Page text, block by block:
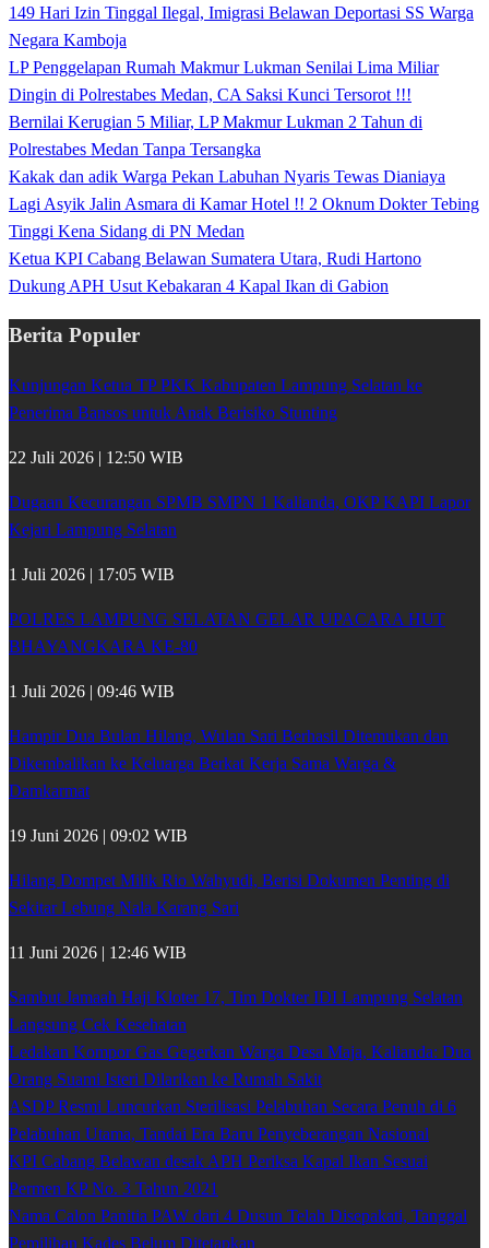
149 Hari Izin Tinggal Ilegal, Imigrasi Belawan Deportasi SS Warga
Negara Kamboja
LP Penggelapan Rumah Makmur Lukman Senilai Lima Miliar
Dingin di Polrestabes Medan, CA Saksi Kunci Tersorot !!!
Bernilai Kerugian 5 Miliar, LP Makmur Lukman 2 Tahun di
Polrestabes Medan Tanpa Tersangka
Kakak dan adik Warga Pekan Labuhan Nyaris Tewas Dianiaya
Lagi Asyik Jalin Asmara di Kamar Hotel !! 2 Oknum Dokter Tebing
Tinggi Kena Sidang di PN Medan
Ketua KPI Cabang Belawan Sumatera Utara, Rudi Hartono
Dukung APH Usut Kebakaran 4 Kapal Ikan di Gabion
Berita Populer
Kunjungan Ketua TP PKK Kabupaten Lampung Selatan ke
Penerima Bansos untuk Anak Berisiko Stunting
22 Juli 2026 | 12:50 WIB
Dugaan Kecurangan SPMB SMPN 1 Kalianda, OKP KAPI Lapor
Kejari Lampung Selatan
1 Juli 2026 | 17:05 WIB
POLRES LAMPUNG SELATAN GELAR UPACARA HUT
BHAYANGKARA KE-80
1 Juli 2026 | 09:46 WIB
Hampir Dua Bulan Hilang, Wulan Sari Berhasil Ditemukan dan
Dikembalikan ke Keluarga Berkat Kerja Sama Warga &
Damkarmat
19 Juni 2026 | 09:02 WIB
Hilang Dompet Milik Rio Wahyudi, Berisi Dokumen Penting di
Sekitar Lebung Nala Karang Sari
11 Juni 2026 | 12:46 WIB
Sambut Jamaah Haji Kloter 17, Tim Dokter IDI Lampung Selatan
Langsung Cek Kesehatan
Ledakan Kompor Gas Gegerkan Warga Desa Maja, Kalianda: Dua
Orang Suami Isteri Dilarikan ke Rumah Sakit
ASDP Resmi Luncurkan Sterilisasi Pelabuhan Secara Penuh di 6
Pelabuhan Utama, Tandai Era Baru Penyeberangan Nasional
KPI Cabang Belawan desak APH Periksa Kapal Ikan Sesuai
Permen KP No. 3 Tahun 2021
Nama Calon Panitia PAW dari 4 Dusun Telah Disepakati, Tanggal
Pemilihan Kades Belum Ditetapkan